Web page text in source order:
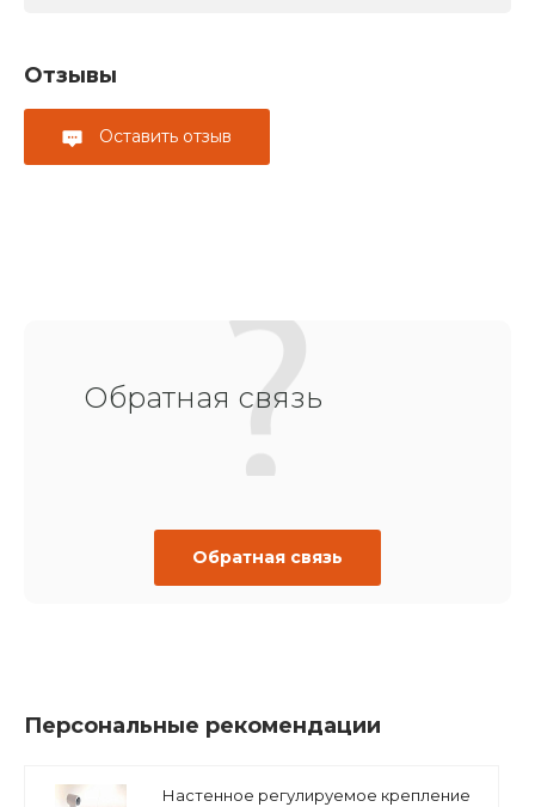
Отзывы
Оставить отзыв
Обратная связь
Обратная связь
Персональные рекомендации
Настенное регулируемое крепление